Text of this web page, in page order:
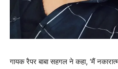
गायक रैपर बाबा सहगल ने कहा, ‘मैं